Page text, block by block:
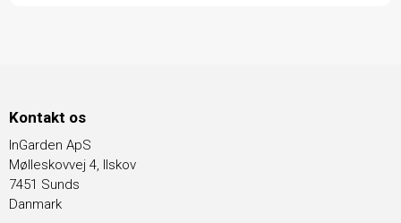
Kontakt os
InGarden ApS
Mølleskovvej 4, Ilskov
7451 Sunds
Danmark